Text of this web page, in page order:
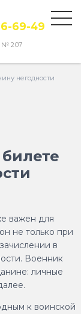
№ 207
69-49
негодности
важен для
не только при
в
Военник
личные
к воинской